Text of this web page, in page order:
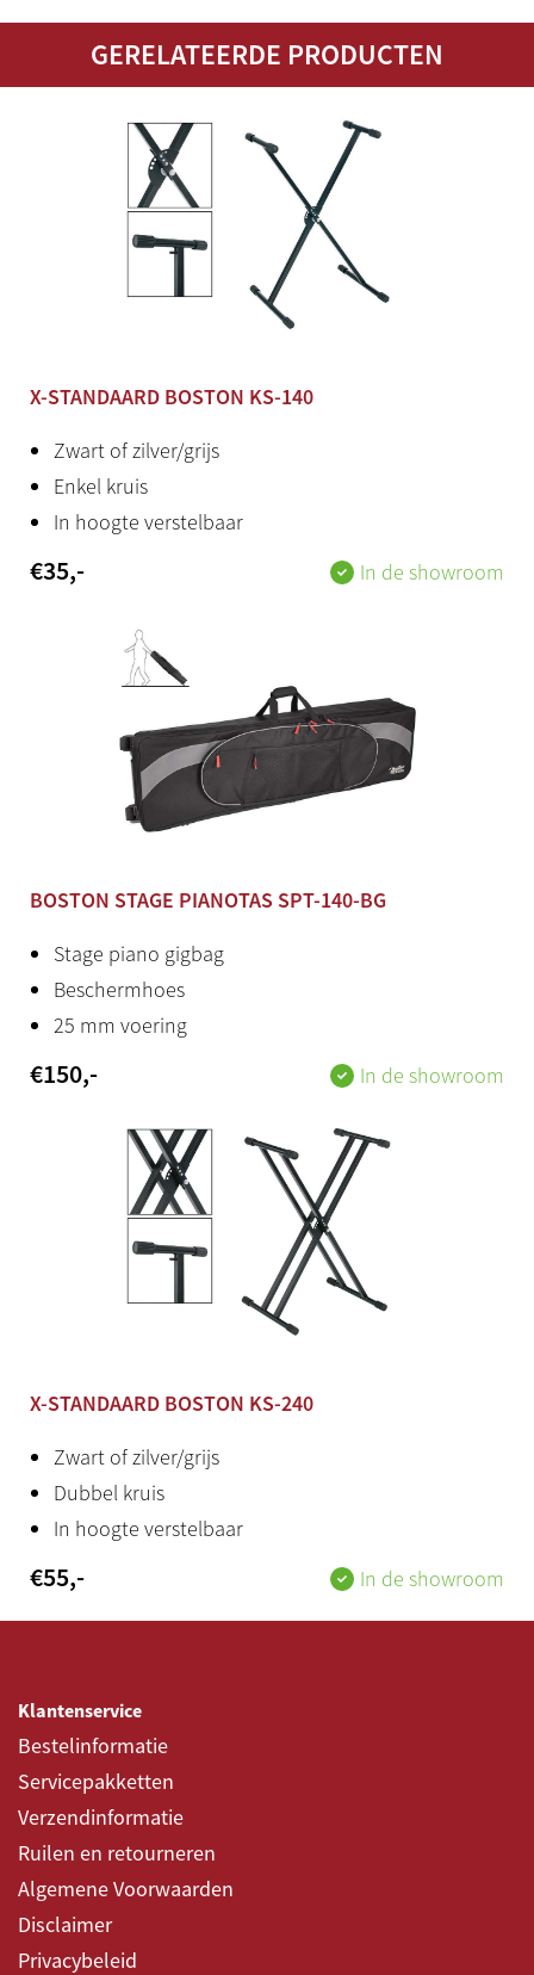
Bijzonderheden
GERELATEERDE PRODUCTEN
X-STANDAARD BOSTON KS-140
Zwart of zilver/grijs
Enkel kruis
In hoogte verstelbaar
€35,- In de showroom
BOSTON STAGE PIANOTAS SPT-140-BG
Stage piano gigbag
Beschermhoes
25 mm voering
€150,- In de showroom
X-STANDAARD BOSTON KS-240
Zwart of zilver/grijs
Dubbel kruis
In hoogte verstelbaar
€55,- In de showroom
Klantenservice
Bestelinformatie
Servicepakketten
Verzendinformatie
Ruilen en retourneren
Algemene Voorwaarden
Disclaimer
Privacybeleid